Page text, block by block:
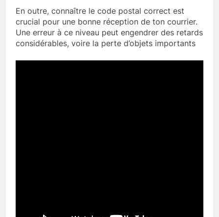
En outre, connaître le code postal correct est
crucial pour une bonne réception de ton courrier.
Une erreur à ce niveau peut engendrer des retards
considérables, voire la perte d’objets importants